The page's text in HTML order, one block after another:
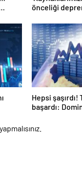
önceliği
Hepsi
başardı:
yapmalısınız.